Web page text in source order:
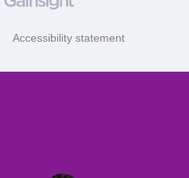
Accessibility statement